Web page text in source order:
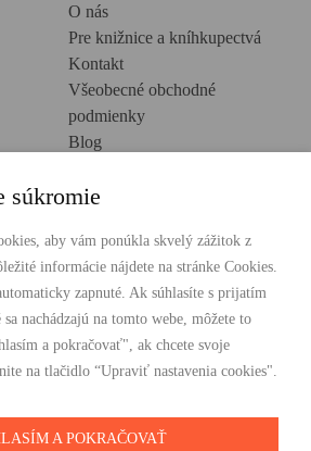
O nás
Pre knižnice a kníhkupectvá
Kontakt
Všeobecné obchodné
podmienky
Blog
Creative Europe
nasledujúci pracovný deň
od 49 €
súkromie
aby vám ponúkla skvelý zážitok z
informácie nájdete na stránke Cookies.
zapnuté. Ak súhlasíte s prijatím
nachádzajú na tomto webe, môžete to
a pokračovať", ak chcete svoje
na tlačidlo “Upraviť nastavenia cookies".
A POKRAČOVAŤ